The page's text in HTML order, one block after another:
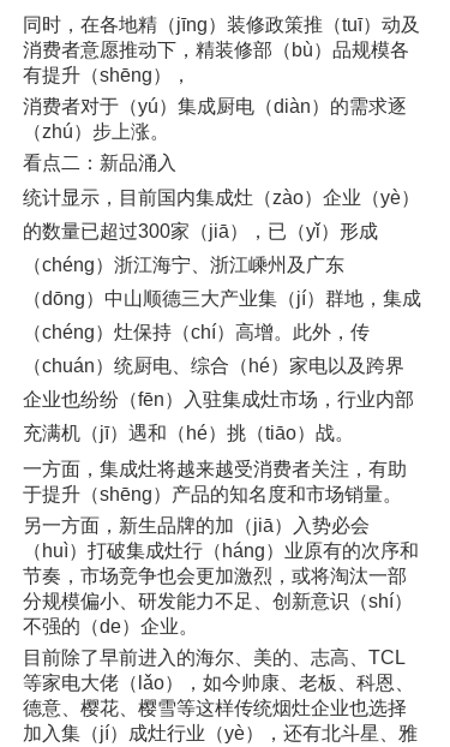
同时，在各地精（jīng）装修政策推（tuī）动及
消费者意愿推动下，精装修部（bù）品规模各
有提升（shēng），
消费者对于（yú）集成厨电（diàn）的需求逐
（zhú）步上涨。
看点二：新品涌入
统计显示， 目前国内集成灶（zào）企业（yè）
的数量已超过300家（jiā）
，已（yǐ）形成
（chéng）浙江海宁、浙江嵊州及广东
（dōng）中山顺德三大产业集（jí）群地，集成
（chéng）灶保持（chí）高增。此外，传
（chuán）统厨电、综合（hé）家电以及跨界
企业也纷纷（fēn）入驻集成灶市场，行业内部
充满机（jī）遇和（hé）挑（tiāo）战。
一方面，集成灶将越来越受消费者关注，有助
于提升（shēng）产品的知名度和市场销量。
另一方面，新生品牌的加（jiā）入势必会
（huì）打破集成灶行（háng）业原有的次序和
节奏，市场竞争也会更加激烈，或将淘汰一部
分规模偏小、研发能力不足、创新意识（shí）
不强的（de）企业。
目前除了早前进入的海尔、美的、志高、TCL
等家电大佬（lǎo），如今帅康、老板、科恩、
德意、樱花、樱雪等这样传统烟灶企业也选择
加入集（jí）成灶行业（yè），还有北斗星、雅